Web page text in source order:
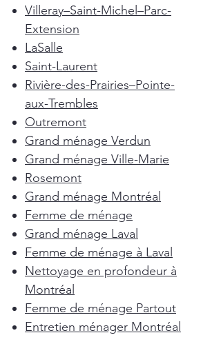
Villeray–Saint-Michel–Parc-
Extension
LaSalle
Saint-Laurent
Rivière-des-Prairies–Pointe-
aux-Trembles
Outremont
Grand ménage Verdun
Grand ménage Ville-Marie
Rosemont
Grand ménage Montréal
Femme de ménage
Grand ménage Laval
Femme de ménage à Laval
Nettoyage en profondeur à
Montréal
Femme de ménage Partout
Entretien ménager Montréal